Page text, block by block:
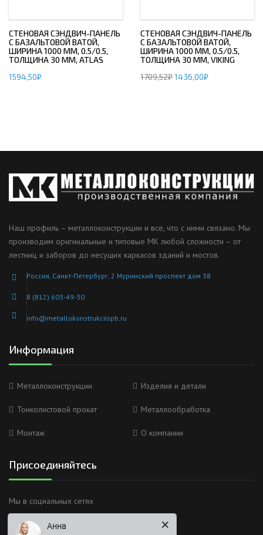
СТЕНОВАЯ СЭНДВИЧ-ПАНЕЛЬ
С БАЗАЛЬТОВОЙ ВАТОЙ,
ШИРИНА 1000 ММ, 0.5/0.5,
ТОЛЩИНА 30 ММ, ATLAS
1594,50₽
СТЕНОВАЯ СЭНДВИЧ-ПАНЕЛЬ
С БАЗАЛЬТОВОЙ ВАТОЙ,
ШИРИНА 1000 ММ, 0.5/0.5,
ТОЛЩИНА 30 ММ, VIKING
1709,52₽1436,00₽
Наш профиль – металлоконструкции и все, что с ними связано. Мы
производим оригинальные и типовые МК любой сложности – от
лестниц и заборов до несущих каркасов зданий и мостов.
Россия, Санкт-Петербург, 2 Муринский проспект дом 38
8 (812) 603-49-30
info@metallokonstrukciispb.ru
Информация
Металлоконструкции Изделия и детали
Тонколистовой прокат Металлообработка
Монтаж О компании
Присоединяйтесь
Мы в социальных сетях
Анна